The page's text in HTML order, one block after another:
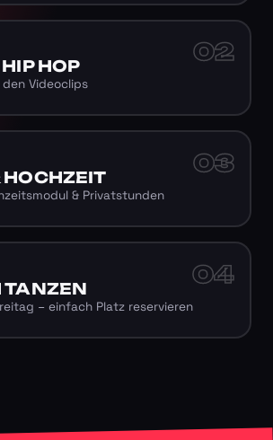
02
HOP
Videoclips
03
HOCHZEIT
& Privatstunden
04
TANZEN
– einfach Platz reservieren